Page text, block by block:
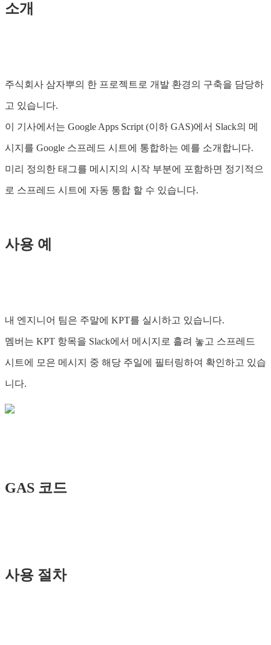
소개
주식회사 삼자뿌의 한 프로젝트로 개발 환경의 구축을 담당하
고 있습니다.
이 기사에서는 Google Apps Script (이하 GAS)에서 Slack의 메
시지를 Google 스프레드 시트에 통합하는 예를 소개합니다.
미리 정의한 태그를 메시지의 시작 부분에 포함하면 정기적으
로 스프레드 시트에 자동 통합 할 수 있습니다.
사용 예
내 엔지니어 팀은 주말에 KPT를 실시하고 있습니다.
멤버는 KPT 항목을 Slack에서 메시지로 흘려 놓고 스프레드
시트에 모은 메시지 중 해당 주일에 필터링하여 확인하고 있습
니다.
GAS 코드
사용 절차